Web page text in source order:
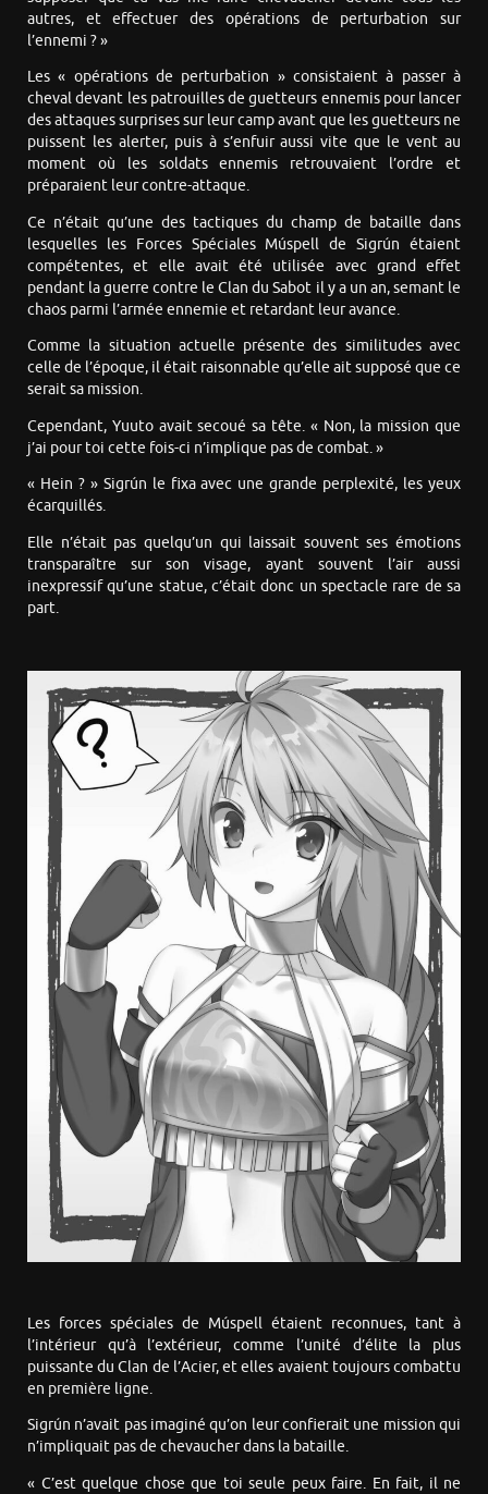
autres, et effectuer des opérations de perturbation sur
l’ennemi ? »
Les « opérations de perturbation » consistaient à passer à
cheval devant les patrouilles de guetteurs ennemis pour lancer
des attaques surprises sur leur camp avant que les guetteurs ne
puissent les alerter, puis à s’enfuir aussi vite que le vent au
moment où les soldats ennemis retrouvaient l’ordre et
préparaient leur contre-attaque.
Ce n’était qu’une des tactiques du champ de bataille dans
lesquelles les Forces Spéciales Múspell de Sigrún étaient
compétentes, et elle avait été utilisée avec grand effet
pendant la guerre contre le Clan du Sabot il y a un an, semant le
chaos parmi l’armée ennemie et retardant leur avance.
Comme la situation actuelle présente des similitudes avec
celle de l’époque, il était raisonnable qu’elle ait supposé que ce
serait sa mission.
Cependant, Yuuto avait secoué sa tête. « Non, la mission que
j’ai pour toi cette fois-ci n’implique pas de combat. »
« Hein ? » Sigrún le fixa avec une grande perplexité, les yeux
écarquillés.
Elle n’était pas quelqu’un qui laissait souvent ses émotions
transparaître sur son visage, ayant souvent l’air aussi
inexpressif qu’une statue, c’était donc un spectacle rare de sa
part.
Les forces spéciales de Múspell étaient reconnues, tant à
l’intérieur qu’à l’extérieur, comme l’unité d’élite la plus
puissante du Clan de l’Acier, et elles avaient toujours combattu
en première ligne.
Sigrún n’avait pas imaginé qu’on leur confierait une mission qui
n’impliquait pas de chevaucher dans la bataille.
« C’est quelque chose que toi seule peux faire. En fait, il ne